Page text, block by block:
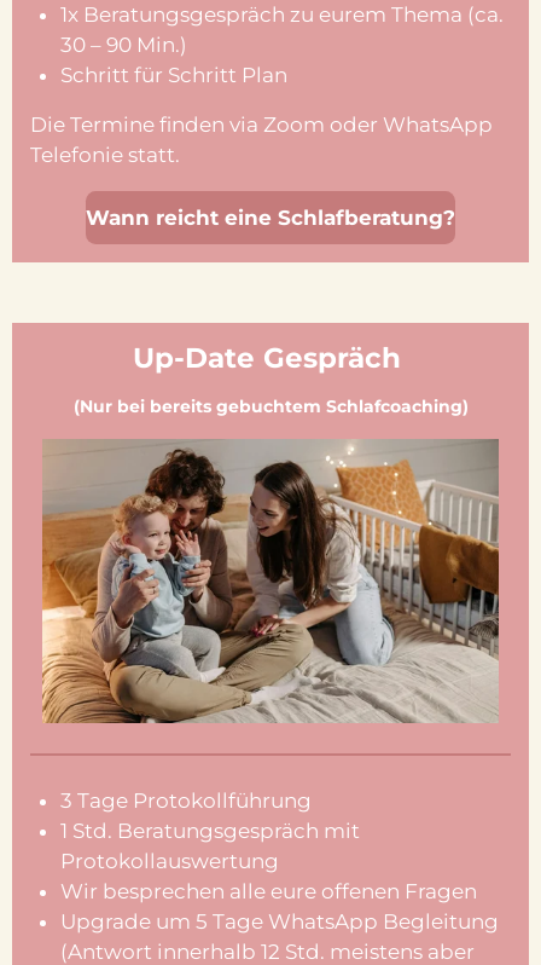
1x Beratungsgespräch zu eurem Thema (ca.
30 – 90 Min.)
Schritt für Schritt Plan
Die Termine finden via Zoom oder WhatsApp
Telefonie statt.
Wann reicht eine Schlafberatung?
Up-Date Gespräch
(Nur bei bereits gebuchtem Schlafcoaching)
3 Tage Protokollführung
1 Std. Beratungsgespräch mit
Protokollauswertung
Wir besprechen alle eure offenen Fragen
Upgrade um 5 Tage WhatsApp Begleitung
(Antwort innerhalb 12 Std. meistens aber